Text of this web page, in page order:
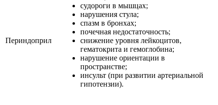
Периндоприл
судороги в мышцах;
нарушения стула;
спазм в бронхах;
почечная недостаточность;
снижение уровня лейкоцитов,
гематокрита и гемоглобина;
нарушение ориентации в
пространстве;
инсульт (при развитии артериальной
гипотензии).